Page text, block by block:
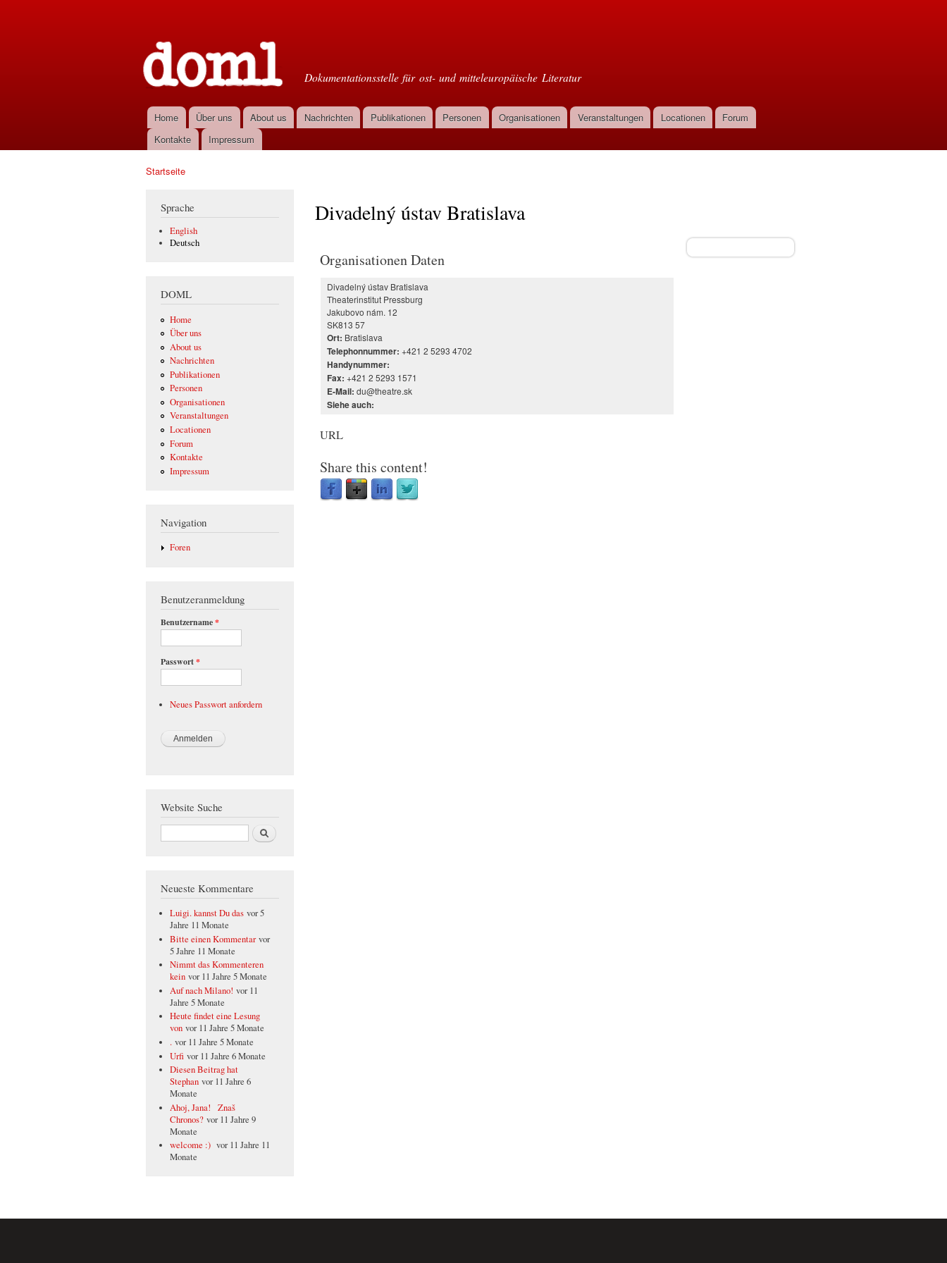
Dokumentationsstelle für ost- und mitteleuropäische Literatur
Hauptmenü
Home Über uns About us Nachrichten Publikationen Personen Organisationen Veranstaltungen Locationen
Forum
Kontakte
Impressum
Startseite
Sprache
English
Deutsch
DOML
Home
Über uns
About us
Nachrichten
Publikationen
Personen
Organisationen
Veranstaltungen
Locationen
Forum
Kontakte
Impressum
Navigation
Foren
Benutzeranmeldung
Benutzername*
Passwort*
Neues Passwort anfordern
Website Suche
Suche
Neueste Kommentare
Luigi. kannst Du das vor 5
Jahre 11 Monate
Bitte einen Kommentar vor
5 Jahre 11 Monate
Nimmt das Kommenteren
kein vor 11 Jahre 5 Monate
Auf nach Milano! vor 11
Jahre 5 Monate
Heute findet eine Lesung
von vor 11 Jahre 5 Monate
. vor 11 Jahre 5 Monate
Urfi vor 11 Jahre 6 Monate
Diesen Beitrag hat
Stephan vor 11 Jahre 6
Monate
Ahoj, Jana! Znaš
Chronos? vor 11 Jahre 9
Monate
welcome :) vor 11 Jahre 11
Monate
Divadelný ústav Bratislava
Organisationen Daten
Divadelný ústav Bratislava
Theaterinstitut Pressburg
Jakubovo nám. 12
SK813 57
Ort: Bratislava
Telephonnummer: +421 2 5293 4702
Handynummer:
Fax: +421 2 5293 1571
E-Mail: du@theatre.sk
Siehe auch:
URL
Share this content!